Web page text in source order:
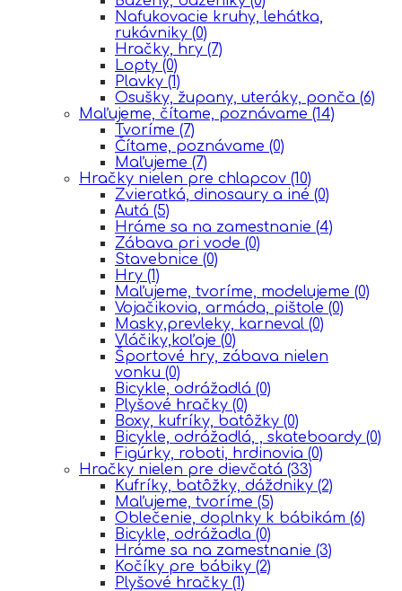
Nafukovacie kruhy, lehátka,
rukávniky (0)
Hračky, hry (7)
Lopty (0)
Plavky (1)
Osušky, župany, uteráky, ponča (6)
Maľujeme, čítame, poznávame (14)
Tvoríme (7)
Čítame, poznávame (0)
Maľujeme (7)
Hračky nielen pre chlapcov (10)
Zvieratká, dinosaury a iné (0)
Autá (5)
Hráme sa na zamestnanie (4)
Zábava pri vode (0)
Stavebnice (0)
Hry (1)
Maľujeme, tvoríme, modelujeme (0)
Vojačikovia, armáda, pištole (0)
Masky,prevleky, karneval (0)
Vláčiky,koľaje (0)
Športové hry, zábava nielen
vonku (0)
Bicykle, odrážadlá (0)
Plyšové hračky (0)
Boxy, kufríky, batôžky (0)
Bicykle, odrážadlá, , skateboardy (0)
Figúrky, roboti, hrdinovia (0)
Hračky nielen pre dievčatá (33)
Kufríky, batôžky, dáždniky (2)
Maľujeme, tvoríme (5)
Oblečenie, doplnky k bábikám (6)
Bicykle, odrážadla (0)
Hráme sa na zamestnanie (3)
Kočíky pre bábiky (2)
Plyšové hračky (1)